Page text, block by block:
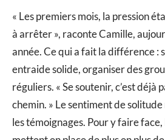
« Les premiers mois, la pression
à arrêter », raconte Camille,
année. Ce qui a fait la différence :
entraide solide, organiser des
réguliers. « Se soutenir, c’est déjà
chemin. » Le sentiment de
les témoignages. Pour y faire